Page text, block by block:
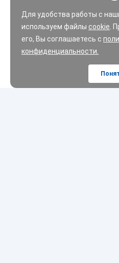
Для удобства работы с
используем файлы cookie .
его, Вы соглашаетесь с
конфиденциальности.